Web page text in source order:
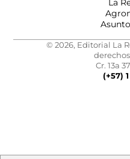
La
© 2026, Editorial La
Cr. 13a
(+57)